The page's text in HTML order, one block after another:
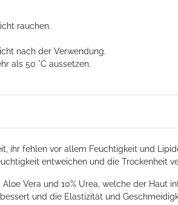
rauchen.
nach der Verwendung.
als 50 °C aussetzen.
ihr fehlen vor allem Feuchtigkeit und
entweichen und die Trockenheit
Vera und 10% Urea, welche der Haut
und die Elastizität und